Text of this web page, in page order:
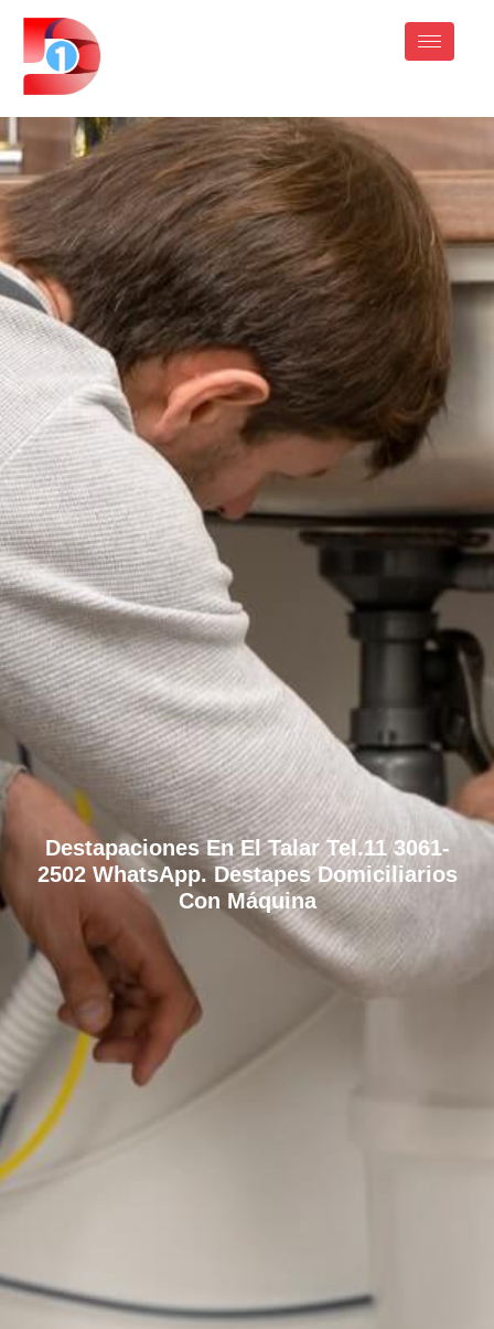
Destapaciones En El Talar Tel.11 3061-
2502 WhatsApp. Destapes Domiciliarios
Con Máquina